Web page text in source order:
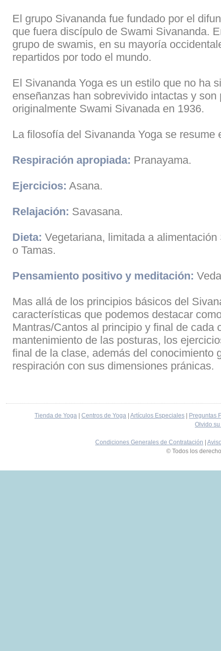
El grupo Sivananda fue fundado por el
que fuera discípulo de Swami Sivananda.
grupo de swamis, en su mayoría
repartidos por todo el mundo.
El Sivananda Yoga es un estilo que no ha
enseñanzas han sobrevivido intactas y
originalmente Swami Sivanada en 1936.
La filosofía del Sivananda Yoga se resume
Respiración apropiada: Pranayama.
Ejercicios: Asana.
Relajación: Savasana.
Dieta: Vegetariana, limitada a
o Tamas.
Pensamiento positivo y meditación:
Mas allá de los principios básicos del
características que podemos destacar
Mantras/Cantos al principio y final de cada
mantenimiento de las posturas, los
final de la clase, además del conocimiento
respiración con sus dimensiones pránicas.
Tienda de Yoga Centros de Yoga Artículos Especiales
Preguntas
Olvido
Condiciones Generales de Contratación
© Todos los